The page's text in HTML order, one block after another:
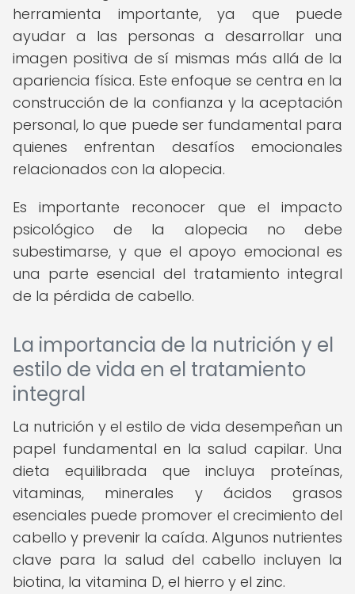
herramienta importante, ya que puede
ayudar a las personas a desarrollar una
imagen positiva de sí mismas más allá de la
apariencia física. Este enfoque se centra en la
construcción de la confianza y la aceptación
personal, lo que puede ser fundamental para
quienes enfrentan desafíos emocionales
relacionados con la alopecia.
Es importante reconocer que el impacto
psicológico de la alopecia no debe
subestimarse, y que el apoyo emocional es
una parte esencial del tratamiento integral
de la pérdida de cabello.
La importancia de la nutrición y el
estilo de vida en el tratamiento
integral
La nutrición y el estilo de vida desempeñan un
papel fundamental en la salud capilar. Una
dieta equilibrada que incluya proteínas,
vitaminas, minerales y ácidos grasos
esenciales puede promover el crecimiento del
cabello y prevenir la caída. Algunos nutrientes
clave para la salud del cabello incluyen la
biotina, la vitamina D, el hierro y el zinc.